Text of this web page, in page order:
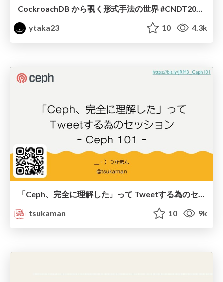
ytaka23
10 4.3k
「Ceph、完全に理解した」って Tweetする為のセッション ｰ Ceph 101 ｰ
tsukaman
10 9k